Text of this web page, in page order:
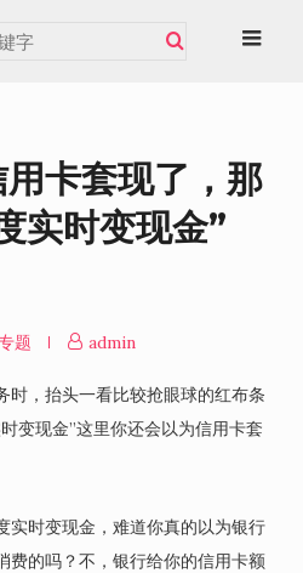
卡套现了，那
实时变现金”
题 admin
时，抬头一看比较抢眼球的红布条
变现金”这里你还会以为信用卡套
实时变现金，难道你真的以为银行
费的吗？不，银行给你的信用卡额